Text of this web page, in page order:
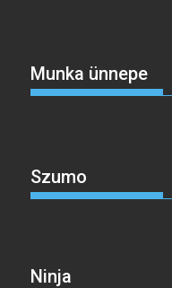
Munka ünnepe
Szumo
Ninja